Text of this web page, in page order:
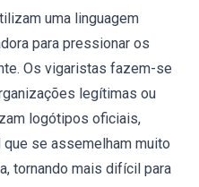
uma linguagem
para pressionar os
Os vigaristas fazem-se
legítimas ou
logótipos oficiais,
se assemelham muito
tornando mais difícil para